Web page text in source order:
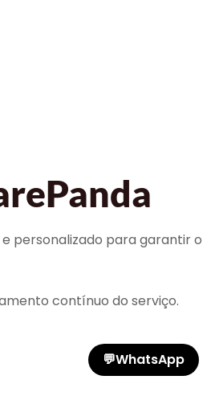
personalizado para garantir o
contínuo do serviço.
💬WhatsApp